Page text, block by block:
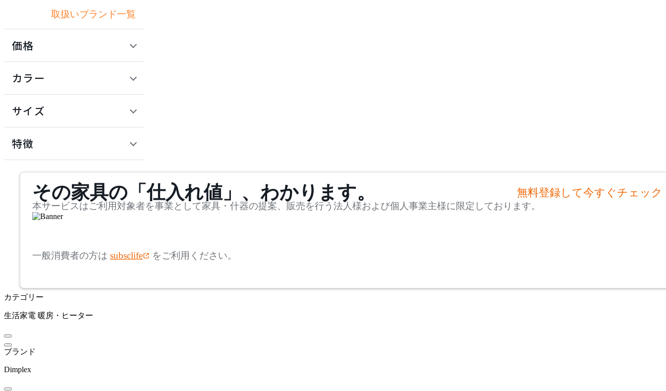
取扱いブランド一覧
価格
カラー
サイズ
mm
検索
~
~
座面高
検索
特徴
その家具の「仕入れ値」、わかります。 無料登録して今すぐチェック
本サービスはご利用対象者を事業として家具・什器の提案、販売を行う法人様および個人事業主様に限定しております。
一般消費者の方は subsclife をご利用ください。
カテゴリー
生活家電 暖房・ヒーター
ブランド
Dimplex